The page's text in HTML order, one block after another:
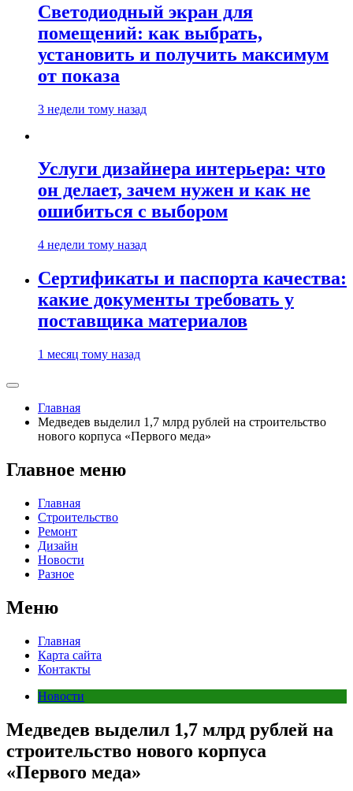
Светодиодный экран для
помещений: как выбрать,
установить и получить максимум
от показа
3 недели тому назад
Услуги дизайнера интерьера: что
он делает, зачем нужен и как не
ошибиться с выбором
4 недели тому назад
Сертификаты и паспорта качества:
какие документы требовать у
поставщика материалов
1 месяц тому назад
Главная
Медведев выделил 1,7 млрд рублей на строительство
нового корпуса «Первого меда»
Главное меню
Главная
Строительство
Ремонт
Дизайн
Новости
Разное
Меню
Главная
Карта сайта
Контакты
Новости
Медведев выделил 1,7 млрд рублей на
строительство нового корпуса
«Первого меда»